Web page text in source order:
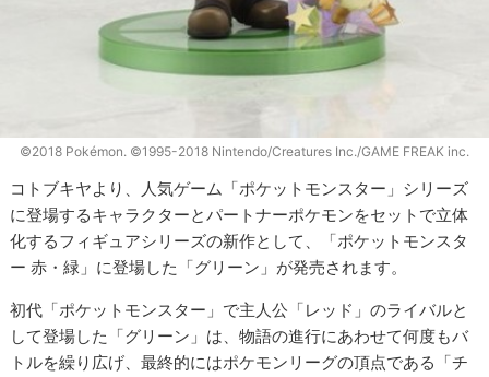
©2018 Pokémon. ©1995-2018 Nintendo/Creatures Inc./GAME FREAK inc.
コトブキヤより、人気ゲーム「ポケットモンスター」シリーズ
に登場するキャラクターとパートナーポケモンをセットで立体
化するフィギュアシリーズの新作として、「ポケットモンスタ
ー 赤・緑」に登場した「グリーン」が発売されます。
初代「ポケットモンスター」で主人公「レッド」のライバルと
して登場した「グリーン」は、物語の進行にあわせて何度もバ
トルを繰り広げ、最終的にはポケモンリーグの頂点である「チ